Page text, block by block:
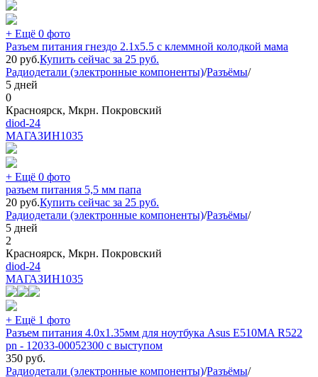
+ Ещё 0 фото
Разъем питания гнездо 2.1х5.5 с клеммной колодкой мама
20 руб.Купить сейчас за 25 руб.
Радиодетали (электронные компоненты)/Разъёмы/
5 дней
0
Красноярск, Мкрн. Покровский
diod-24
МАГАЗИН1035
+ Ещё 0 фото
разъем питания 5,5 мм папа
20 руб.Купить сейчас за 25 руб.
Радиодетали (электронные компоненты)/Разъёмы/
5 дней
2
Красноярск, Мкрн. Покровский
diod-24
МАГАЗИН1035
+ Ещё 1 фото
Разъем питания 4.0x1.35мм для ноутбука Asus E510MA R522
pn - 12033-00052300 с выступом
350 руб.
Радиодетали (электронные компоненты)/Разъёмы/